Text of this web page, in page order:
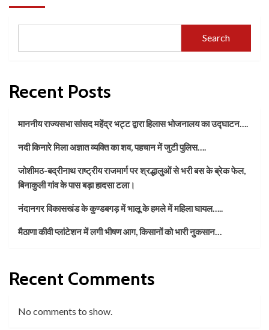
Search
Recent Posts
माननीय राज्यसभा सांसद महेंद्र भट्ट द्वारा हिलास भोजनालय का उद्घाटन….
नदी किनारे मिला अज्ञात व्यक्ति का शव, पहचान में जुटी पुलिस….
जोशीमठ-बद्रीनाथ राष्ट्रीय राजमार्ग पर श्रद्धालुओं से भरी बस के ब्रेक फेल,
बिनाकुली गांव के पास बड़ा हादसा टला।
नंदानगर विकासखंड के कुण्डबगड़ में भालू के हमले में महिला घायल…..
मैठाणा कीवी प्लांटेशन में लगी भीषण आग, किसानों को भारी नुकसान…
Recent Comments
No comments to show.